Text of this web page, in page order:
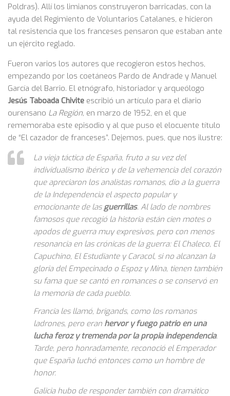
Poldras). Allí los limianos construyeron barricadas, con la
ayuda del Regimiento de Voluntarios Catalanes, e hicieron
tal resistencia que los franceses pensaron que estaban ante
un ejército reglado.
Fueron varios los autores que recogieron estos hechos,
empezando por los coetáneos Pardo de Andrade y Manuel
García del Barrio. El etnógrafo, historiador y arqueólogo
Jesús Taboada Chivite escribió un artículo para el diario
ourensano La Región, en marzo de 1952, en el que
rememoraba este episodio y al que puso el elocuente título
de “El cazador de franceses”. Dejemos, pues, que nos ilustre:
La vieja táctica de España, fruto a su vez del
individualismo ibérico y de la vehemencia del corazón
que apreciaron los analistas romanos, dio a la guerra
de la Independencia el aspecto popular y
emocionante de las guerrillas. Al lado de nombres
famosos que recogió la historia están cien motes o
apodos de guerra muy expresivos, pero con menos
resonancia en las crónicas de la guerra: El Chaleco, El
Capuchino, El Estudiante y Caracol, si no alcanzan la
gloria del Empecinado o Espoz y Mina, tienen también
su fama que se cantó en romances o se conservó en
la memoria de cada pueblo.
Francia les llamó, brigands, como los romanos
ladrones, pero eran hervor y fuego patrio en una
lucha feroz y tremenda por la propia independencia.
Tarde, pero honradamente, reconoció el Emperador
que España luchó entonces como un hombre de
honor.
Galicia hubo de responder también con dramático